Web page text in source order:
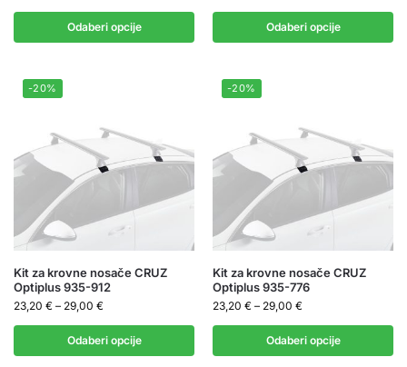
Odaberi opcije Odaberi opcije
-20%
Kit za krovne nosače CRUZ
Optiplus 935-912
23,20 € – 29,00 €
Odaberi opcije
-20%
Kit za krovne nosače CRUZ
Optiplus 935-776
23,20 € – 29,00 €
Odaberi opcije